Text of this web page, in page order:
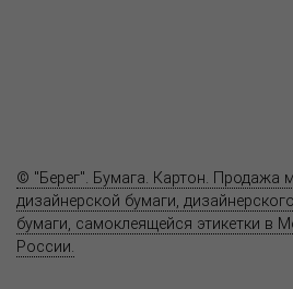
© "Берег". Бумага. Картон. Продажа
дизайнерской бумаги,
бумаги, самоклеящейся этикетки в
России.